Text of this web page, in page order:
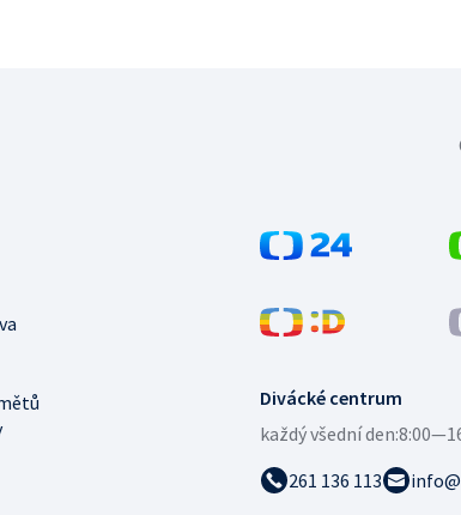
Divácké centrum
každý všední den:
261 136 113